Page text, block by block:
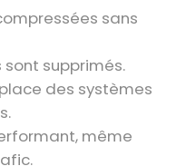
sans
sont supprimés.
des systèmes
même